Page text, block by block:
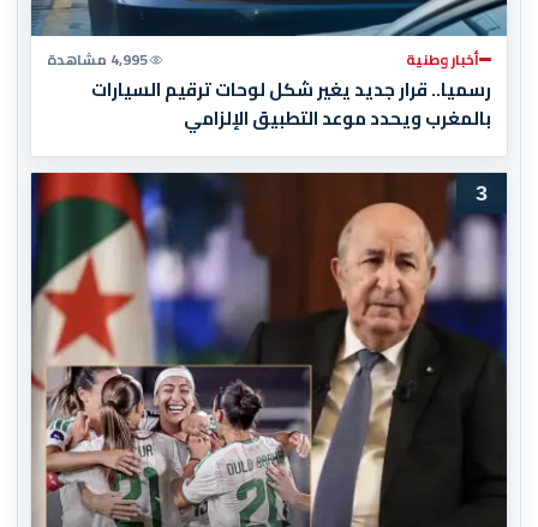
أخبار وطنية 4,995 مشاهدة
رسميا.. قرار جديد يغير شكل لوحات ترقيم السيارات
بالمغرب ويحدد موعد التطبيق الإلزامي
3